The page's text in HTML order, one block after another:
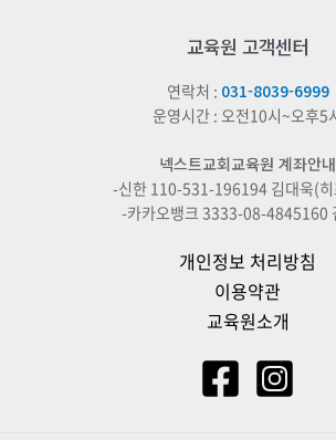
교육원 고객센터
연락처 : 031-8039-6999
운영시간 : 오전10시~오후5
넥스트교회교육원 계좌안내
-신한 110-531-196194 김대욱(히
-카카오뱅크 3333-08-4845160
개인정보 처리방침
이용약관
교육원소개